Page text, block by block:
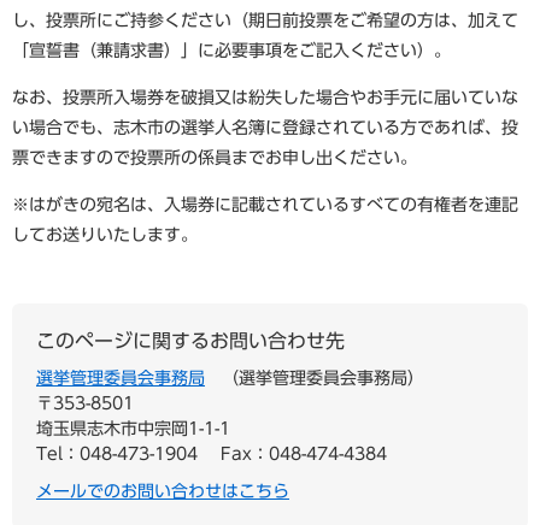
し、投票所にご持参ください（期日前投票をご希望の方は、加えて
「宣誓書（兼請求書）」に必要事項をご記入ください）。
なお、投票所入場券を破損又は紛失した場合やお手元に届いていな
い場合でも、志木市の選挙人名簿に登録されている方であれば、投
票できますので投票所の係員までお申し出ください。
※はがきの宛名は、入場券に記載されているすべての有権者を連記
してお送りいたします。
このページに関するお問い合わせ先
選挙管理委員会事務局
選挙管理委員会事務局
〒353-8501
埼玉県志木市中宗岡1-1-1
Tel：048-473-1904
Fax：048-474-4384
メールでのお問い合わせはこちら